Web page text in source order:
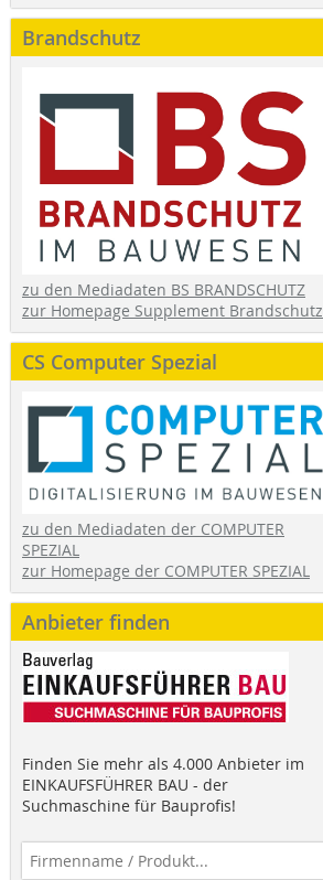
Brandschutz
zu den Mediadaten BS BRANDSCHUTZ
zur Homepage Supplement Brandschutz
CS Computer Spezial
zu den Mediadaten der COMPUTER
SPEZIAL
zur Homepage der COMPUTER SPEZIAL
Anbieter finden
Finden Sie mehr als 4.000 Anbieter im
EINKAUFSFÜHRER BAU - der
Suchmaschine für Bauprofis!